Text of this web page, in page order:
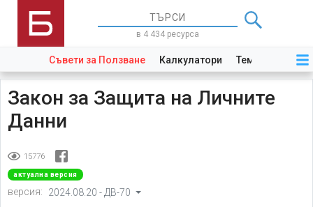
в 4 434 ресурса
Съвети за Ползване Калкулатори Теми Закони
Закон за Защита на Личните
Данни
15776
актуална версия
версия: 2024.08.20 - ДВ-70